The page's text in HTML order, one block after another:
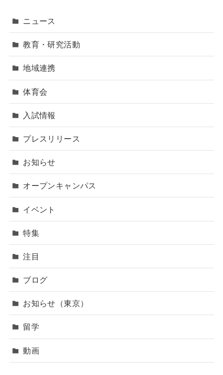
ニュース
教育・研究活動
地域連携
体育会
入試情報
プレスリリース
お知らせ
オープンキャンパス
イベント
特集
注目
ブログ
お知らせ（東京）
留学
動画